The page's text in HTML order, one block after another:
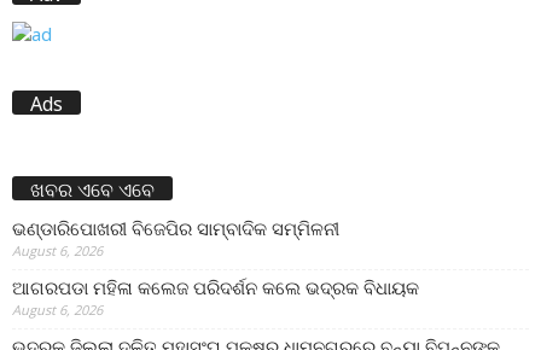
Ads
ଖବର ଏବେ ଏବେ
ଭଣ୍ଡାରିପୋଖରୀ ବିଜେପିର ସାମ୍ବାଦିକ ସମ୍ମିଳନୀ
August 6, 2026
ଆଗରପଡା ମହିଳା କଲେଜ ପରିଦର୍ଶନ କଲେ ଭଦ୍ରକ ବିଧାୟକ
August 6, 2026